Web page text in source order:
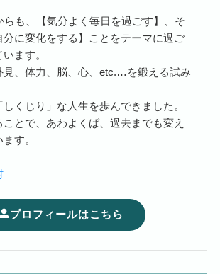
らも、【気分よく毎日を過ごす】、そ
分に変化をする】ことをテーマに過ご
ます。
見、体力、脳、心、etc.…を鍛える試み
くじり」な人生を歩んできました。
とで、あわよくば、過去までも変え
す。
プロフィールはこちら